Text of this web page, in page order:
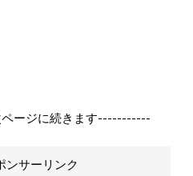
ージに続きます-----------
ンサーリンク